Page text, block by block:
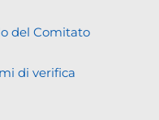
del Comitato
di verifica